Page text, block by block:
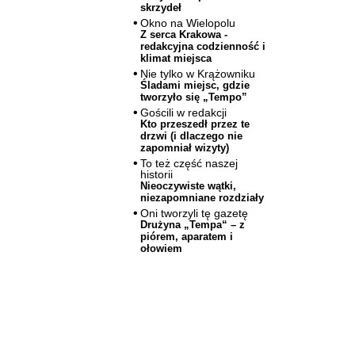
skrzydeł
Okno na Wielopolu
Z serca Krakowa -
redakcyjna codzienność i
klimat miejsca
Nie tylko w Krążowniku
Śladami miejsc, gdzie
tworzyło się „Tempo”
Gościli w redakcji
Kto przeszedł przez te
drzwi (i dlaczego nie
zapomniał wizyty)
To też część naszej
historii
Nieoczywiste wątki,
niezapomniane rozdziały
Oni tworzyli tę gazetę
Drużyna „Tempa“ – z
piórem, aparatem i
ołowiem